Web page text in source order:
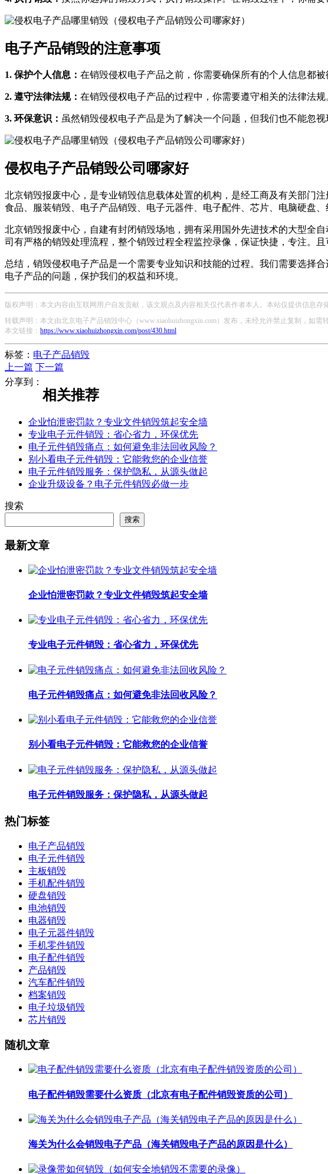
电子产品销毁的注意事项
1. 保护个人信息： 在销毁侵权电子产品之前，你需要确保所有的个人信息都
2. 遵守法律法规： 在销毁侵权电子产品的过程中，你需要遵守相关的法律法
3. 环保意识： 虽然销毁侵权电子产品是为了解决一个问题，但我们也不能忽
侵权电子产品销毁公司哪家好
北京销毁报废中心，是专业销毁信息载体处置的机构，是经工商及有关部门
食品、服装销毁、电子产品销毁、电子元器件、电子配件、芯片、电脑硬盘
北京销毁报废中心，自建有封闭销毁场地，拥有采用国外先进技术的大型全
司有严格的销毁处理流程，整个销毁过程全程监控录像，保证快捷，专注。
总结，销毁侵权电子产品是一个需要专业知识和技能的过程。我们需要选择
电子产品的问题，保护我们的权益和环境。
版权声明：本文内容由互联网用户自发贡献，该文观点及内容相关仅代表作者本人。本站仅提供信息
转载声明：本文由北京电子产品销毁中心（www.xiaohuizhongxin.com）发布，未经允许禁止复制，如需
本文链接： https://www.xiaohuizhongxin.com/post/430.html
标签： 电子产品销毁
上一篇 下一篇
分享到：
相关推荐
企业怕泄密罚款？专业文件销毁筑起安全墙
专业电子元件销毁：省心省力，环保优先
电子元件销毁痛点：如何避免非法回收风险？
别小看电子元件销毁：它能救您的企业信誉
电子元件销毁服务：保护隐私，从源头做起
企业升级设备？电子元件销毁必做一步
搜索
搜索
最新文章
企业怕泄密罚款？专业文件销毁筑起安全墙
专业电子元件销毁：省心省力，环保优先
电子元件销毁痛点：如何避免非法回收风险？
别小看电子元件销毁：它能救您的企业信誉
电子元件销毁服务：保护隐私，从源头做起
热门标签
电子产品销毁
电子元件销毁
主板销毁
手机配件销毁
硬盘销毁
电池销毁
电器销毁
电子元器件销毁
手机零件销毁
电子配件销毁
产品销毁
汽车配件销毁
档案销毁
电子垃圾销毁
芯片销毁
随机文章
电子配件销毁需要什么资质（北京有电子配件销毁资质的公司）
海关为什么会销毁电子产品（海关销毁电子产品的原因是什么）